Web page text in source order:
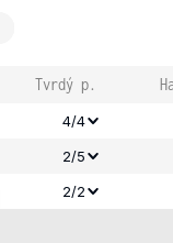
Tvrdý p.
4/4
2/5
2/2